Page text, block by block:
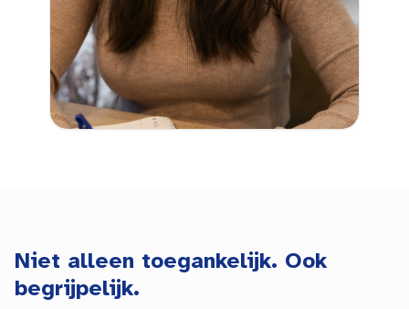
Niet alleen toegankelijk. Ook
begrijpelijk.